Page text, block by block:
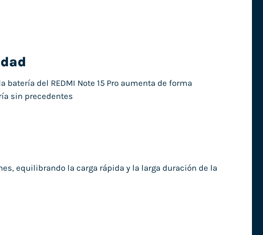
del REDMI Note 15 Pro aumenta de forma
sin precedentes
equilibrando la carga rápida y la larga duración de la